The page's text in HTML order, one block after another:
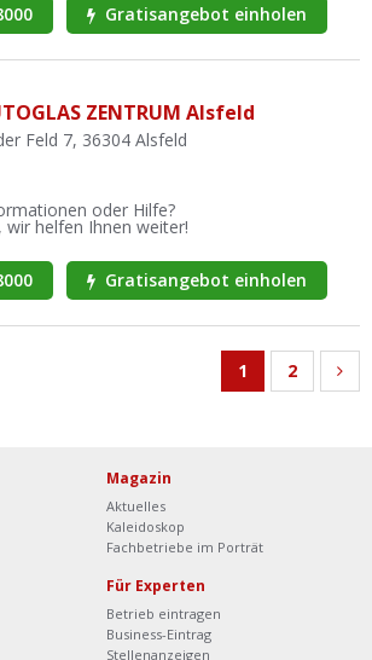
Gratisangebot einholen
ZENTRUM Alsfeld
Feld 7, 36304 Alsfeld
oder Hilfe?
wir helfen Ihnen weiter!
Gratisangebot einholen
1 2
Magazin
Aktuelles
Kaleidoskop
Fachbetriebe im Porträt
Für Experten
Betrieb eintragen
Business-Eintrag
Stellenanzeigen